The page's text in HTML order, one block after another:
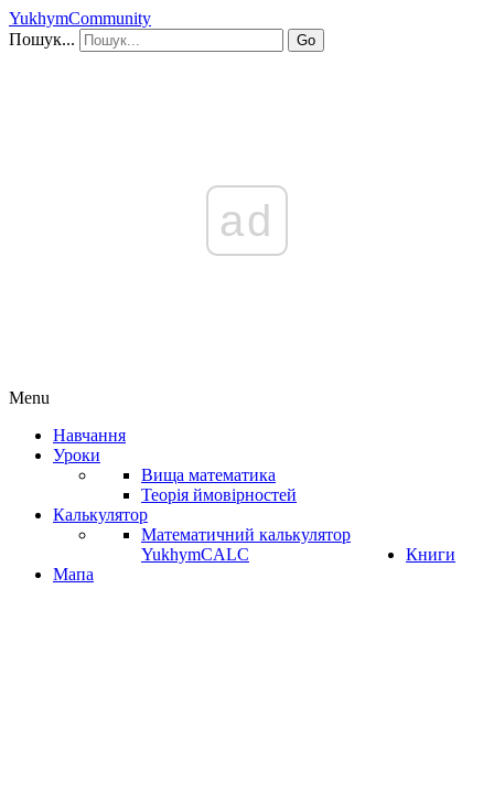
YukhymCommunity
Пошук...
Go
ad
Menu
Навчання
Уроки
Вища математика
Теорія ймовірностей
Калькулятор
Математичний калькулятор
YukhymCALC
Книги
Мапа